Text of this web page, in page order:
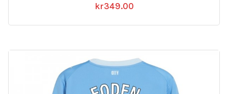
kr349.00